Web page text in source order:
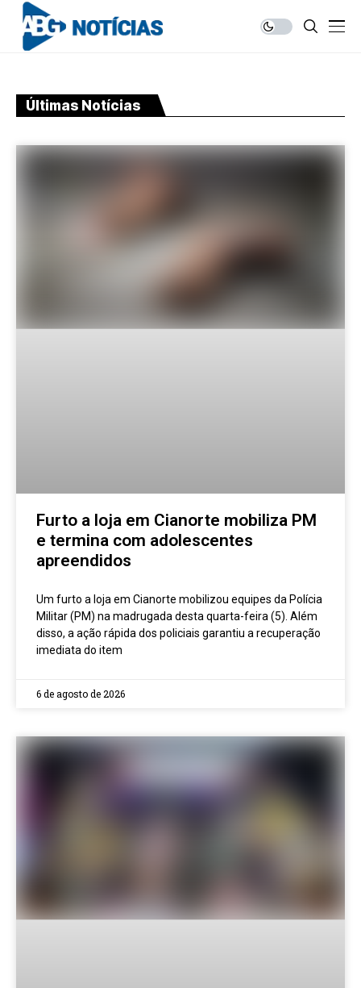
Últimas Notícias
Furto a loja em Cianorte mobiliza PM
e termina com adolescentes
apreendidos
Um furto a loja em Cianorte mobilizou equipes da Polícia
Militar (PM) na madrugada desta quarta-feira (5). Além
disso, a ação rápida dos policiais garantiu a recuperação
imediata do item
6 de agosto de 2026